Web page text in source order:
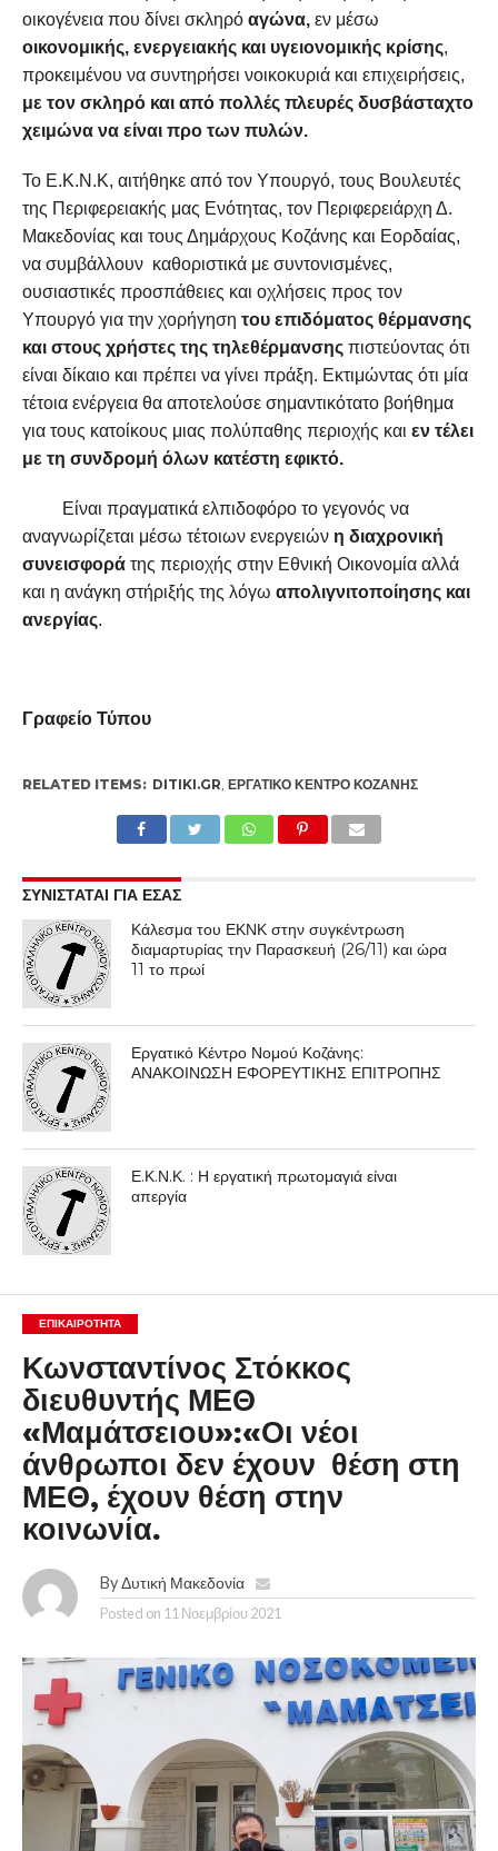
οικογένεια που δίνει σκληρόαγώνα, εν μέσω
οικονομικής, ενεργειακής και υγειονομικής κρίσης,
προκειμένου να συντηρήσει νοικοκυριά και επιχειρήσεις,
με τον σκληρό και από πολλές πλευρές δυσβάσταχτο
χειμώνα να είναι προ των πυλών.
Το Ε.Κ.Ν.Κ, αιτήθηκε από τον Υπουργό, τους Βουλευτές
της Περιφερειακής μας Ενότητας, τον Περιφερειάρχη Δ.
Μακεδονίας και τους Δημάρχους Κοζάνης και Εορδαίας,
να συμβάλλουν καθοριστικά με συντονισμένες,
ουσιαστικές προσπάθειες και οχλήσεις προς τον
Υπουργό για την χορήγηση του επιδόματος θέρμανσης
και στους χρήστες της τηλεθέρμανσης πιστεύοντας ότι
είναι δίκαιο και πρέπει να γίνει πράξη. Εκτιμώντας ότι μία
τέτοια ενέργεια θα αποτελούσε σημαντικότατο βοήθημα
για τους κατοίκους μιας πολύπαθης περιοχής και εν τέλει
με τη συνδρομή όλων κατέστη εφικτό.
Είναι πραγματικά ελπιδοφόρο το γεγονός να
αναγνωρίζεται μέσω τέτοιων ενεργειών η διαχρονική
συνεισφοράτης περιοχής στην Εθνική Οικονομία αλλά
και η ανάγκη στήριξής της λόγω απολιγνιτοποίησης και
ανεργίας.
Γραφείο Τύπου
RELATED ITEMS: DITIKI.GR, ΕΡΓΑΤΙΚΌ ΚΈΝΤΡΟ ΚΟΖΆΝΗΣ
ΣΥΝΙΣΤΑΤΑΙ ΓΙΑ ΕΣΑΣ
Κάλεσμα του ΕΚΝΚ στην συγκέντρωση
διαμαρτυρίας την Παρασκευή (26/11) και ώρα
11 το πρωί
Εργατικό Κέντρο Νομού Κοζάνης:
ΑΝΑΚΟΙΝΩΣΗ ΕΦΟΡΕΥΤΙΚΗΣ ΕΠΙΤΡΟΠΗΣ
Ε.Κ.Ν.Κ. : Η εργατική πρωτομαγιά είναι
απεργία
ΕΠΙΚΑΙΡΟΤΗΤΑ
Κωνσταντίνος Στόκκος
διευθυντής ΜΕΘ
«Μαμάτσειου»:«Οι νέοι
άνθρωποι δεν έχουν θέση στη
ΜΕΘ, έχουν θέση στην
κοινωνία.
By Δυτική Μακεδονία
Posted on 11 Νοεμβρίου 2021